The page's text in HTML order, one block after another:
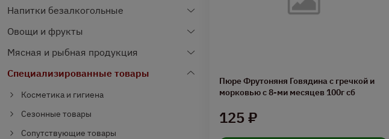
Напитки безалкогольные
Овощи и фрукты
Мясная и рыбная продукция
Специализированные товары
Косметика и гигиена
Сезонные товары
Сопутствующие товары
Пюре Фрутоняня Говядина с гречкой и
морковью с 8-ми месяцев 100г сб
125 ₽